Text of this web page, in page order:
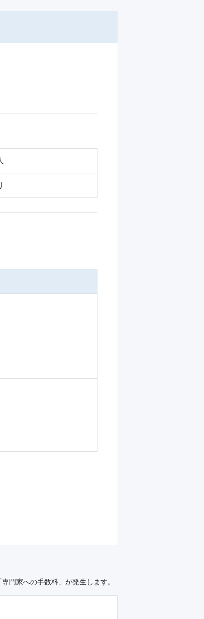
門家への手数料」が発生します。